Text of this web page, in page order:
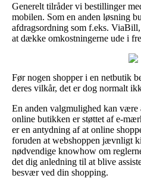
Generelt tilråder vi bestillinger
mobilen. Som en anden løsning
afdragsordning som f.eks.
at dække omkostningerne ude i
Før nogen shopper i en netbutik
deres vilkår, det er dog normalt
En anden valgmulighed kan
online butikken er støttet af e-
er en antydning af at online
foruden at webshoppen jævnligt
nødvendige knowhow om
det dig anledning til at blive
besvær ved din shopping.